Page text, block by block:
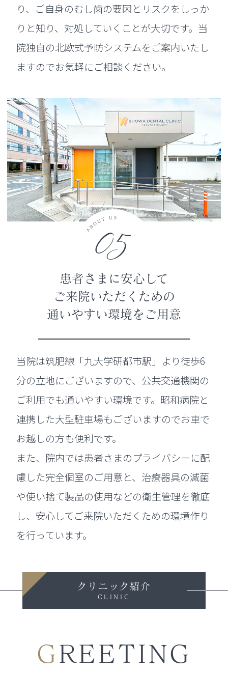
り、ご自身のむし歯の要因とリスクをしっか
りと知り、対処していくことが大切です。当
院独自の北欧式予防システムをご案内いたし
ますのでお気軽にご相談ください。
05
患者さまに安心して
ご来院いただくための
通いやすい環境をご用意
当院は筑肥線「九大学研都市駅」より徒歩6
分の立地にございますので、公共交通機関の
ご利用でも通いやすい環境です。昭和病院と
連携した大型駐車場もございますのでお車で
お越しの方も便利です。
また、院内では患者さまのプライバシーに配
慮した完全個室のご用意と、治療器具の滅菌
や使い捨て製品の使用などの衛生管理を徹底
し、安心してご来院いただくための環境作り
を行っています。
クリニック紹介
CLINIC
GREETING